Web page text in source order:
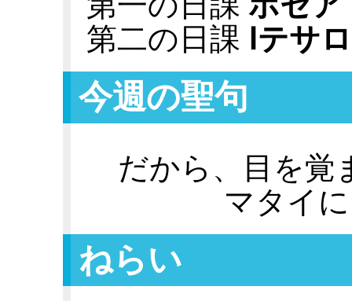
第二の日課 Ⅰテサ
今週の聖句
だから、目を覚
マタイ
ねらい